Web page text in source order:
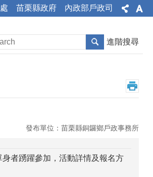
苗栗縣政府 內政部戶政司
進階搜尋
發布單位：苗栗縣銅鑼鄉戶政事務所
者踴躍參加，活動詳情及報名方